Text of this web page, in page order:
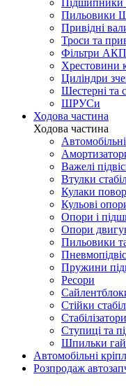
Підшипники
Пильовики
Привідні
Троси та
Фільтри
Хрестовини
Циліндри
Шестерні та
ШРУСи
Ходова частина
Ходова частина
Важелі
Втулки
Кулаки
Кульові
Опори і
Опори
Пильовики
Пружини
Ресори
Стійки
Ступиці та
Шпильки
Автомобільні
Розпродаж